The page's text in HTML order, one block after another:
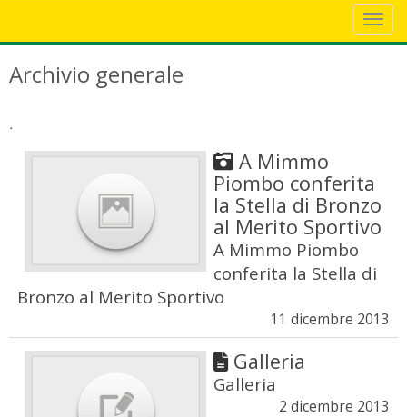
Archivio generale
.
A Mimmo
Piombo conferita
la Stella di Bronzo
al Merito Sportivo
A Mimmo Piombo
conferita la Stella di
Bronzo al Merito Sportivo
11 dicembre 2013
Galleria
Galleria
2 dicembre 2013